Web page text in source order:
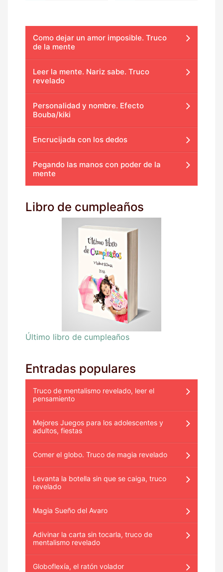
Como dejar un amor imposible. Truco
de la mente
Leer la mente. Nariz sabe. Truco
revelado
Personalidad y nombre. Efecto
Bouba/kiki
Encrucijada con los dedos
Pegando las manos con poder de la
mente
Libro de cumpleaños
Último libro de cumpleaños
Entradas populares
Truco de mentalismo revelado, leer el
pensamiento
Mejores Juegos para los adolescentes y
adultos, fiestas
Comer el globo. Truco de magia revelado
Levanta la botella sin que se caiga, truco
revelado
Magia Sueño del Avaro
Adivinar la carta sin tocarla, truco de
mentalismo revelado
Globoflexía, el ratón volador